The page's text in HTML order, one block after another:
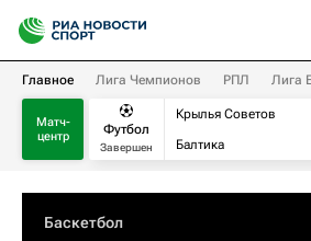
Главное Лига Чемпионов РПЛ Лига
Матч-
центр
Футбол
Завершен
Крылья Советов
Балтика
Баскетбол